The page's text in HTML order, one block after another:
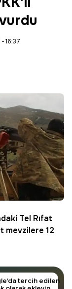
16:37
Tel Rıfat
mevzilere 12
tercih edilen